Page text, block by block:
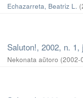
Echazarreta, Beatriz L. (
Saluton!, 2002, n. 1,
Nekonata aŭtoro (2002-